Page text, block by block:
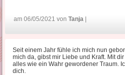
am 06/05/2021 vonTanja
Seit einem Jahr fühle ich mich nun
mich da, gibst mir Liebe und Kraft. Mit
alles wie ein Wahr gewordener Traum.
dich.